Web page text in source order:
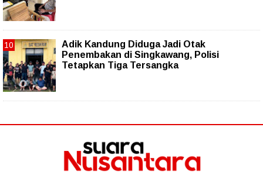
Adik Kandung Diduga Jadi Otak
Penembakan di Singkawang, Polisi
Tetapkan Tiga Tersangka